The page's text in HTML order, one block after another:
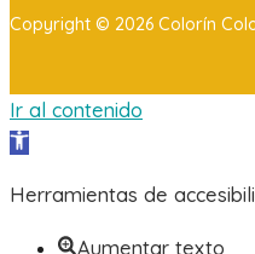
Copyright © 2026 Colorín
Ir al contenido
Abrir barra de herramientas
Herramientas de
Aumentar texto